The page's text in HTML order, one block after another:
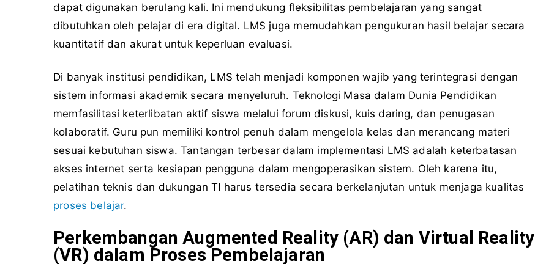
dapat digunakan berulang kali. Ini mendukung fleksibilitas pembelajaran yang sangat
dibutuhkan oleh pelajar di era digital. LMS juga memudahkan pengukuran hasil belajar secara
kuantitatif dan akurat untuk keperluan evaluasi.
Di banyak institusi pendidikan, LMS telah menjadi komponen wajib yang terintegrasi dengan
sistem informasi akademik secara menyeluruh. Teknologi Masa dalam Dunia Pendidikan
memfasilitasi keterlibatan aktif siswa melalui forum diskusi, kuis daring, dan penugasan
kolaboratif. Guru pun memiliki kontrol penuh dalam mengelola kelas dan merancang materi
sesuai kebutuhan siswa. Tantangan terbesar dalam implementasi LMS adalah keterbatasan
akses internet serta kesiapan pengguna dalam mengoperasikan sistem. Oleh karena itu,
pelatihan teknis dan dukungan TI harus tersedia secara berkelanjutan untuk menjaga kualitas
proses belajar.
Perkembangan Augmented Reality (AR) dan Virtual Reality
(VR) dalam Proses Pembelajaran